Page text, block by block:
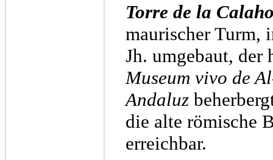
Torre de la
maurischer Turm,
Jh. umgebaut, der
Museum vivo de
Andaluz
die alte römische
erreichbar.